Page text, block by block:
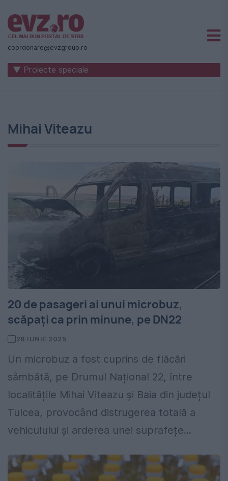
Știri
naționale
internaționale
-
Evenimentul
coordonare@evzgroup.ro
▼ Proiecte speciale
Mihai Viteazu
20 de pasageri ai unui microbuz,
scăpați ca prin minune, pe DN22
28 IUNIE 2025
Un microbuz a fost cuprins de flăcări
sâmbătă, pe Drumul Național 22, între
localitățile Mihai Viteazu și Baia din județul
Tulcea, provocând distrugerea totală a
vehiculului și arderea unei suprafețe...